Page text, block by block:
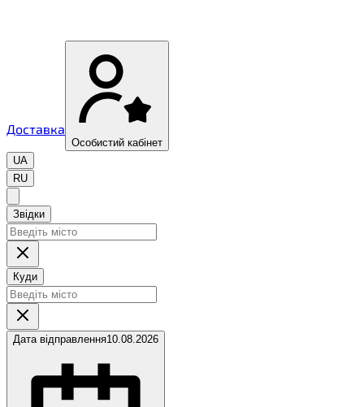
Доставка
Особистий кабінет
UA
RU
Звідки
Куди
Дата відправлення10.08.2026